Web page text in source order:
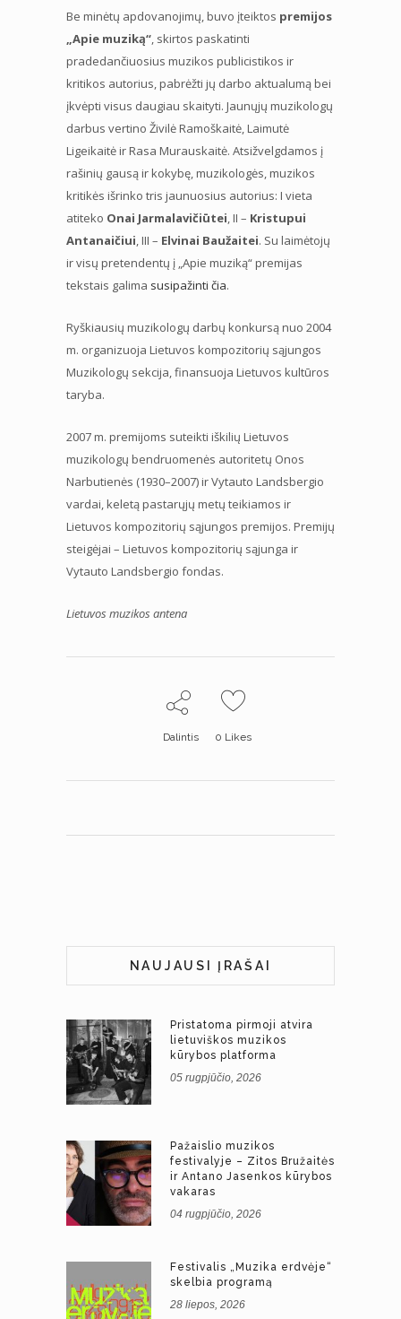
Be minėtų apdovanojimų, buvo įteiktos premijos
„Apie muziką“ , skirtos paskatinti
pradedančiuosius muzikos publicistikos ir
kritikos autorius, pabrėžti jų darbo aktualumą bei
įkvėpti visus daugiau skaityti. Jaunųjų muzikologų
darbus vertino Živilė Ramoškaitė, Laimutė
Ligeikaitė ir Rasa Murauskaitė. Atsižvelgdamos į
rašinių gausą ir kokybę, muzikologės, muzikos
kritikės išrinko tris jaunuosius autorius: I vieta
atiteko Onai Jarmalavičiūtei , II – Kristupui
Antanaičiui , III – Elvinai Baužaitei. Su laimėtojų
ir visų pretendentų į „Apie muziką“ premijas
tekstais galima susipažinti čia.
Ryškiausių muzikologų darbų konkursą nuo 2004
m. organizuoja Lietuvos kompozitorių sąjungos
Muzikologų sekcija, finansuoja Lietuvos kultūros
taryba.
2007 m. premijoms suteikti iškilių Lietuvos
muzikologų bendruomenės autoritetų Onos
Narbutienės (1930–2007) ir Vytauto Landsbergio
vardai, keletą pastarųjų metų teikiamos ir
Lietuvos kompozitorių sąjungos premijos. Premijų
steigėjai – Lietuvos kompozitorių sąjunga ir
Vytauto Landsbergio fondas.
Lietuvos muzikos antena
Dalintis 0 Likes
NAUJAUSI ĮRAŠAI
Pristatoma pirmoji atvira
lietuviškos muzikos
kūrybos platforma
05 rugpjūčio, 2026
Pažaislio muzikos
festivalyje – Zitos Bružaitės
ir Antano Jasenkos kūrybos
vakaras
04 rugpjūčio, 2026
Festivalis „Muzika erdvėje“
skelbia programą
28 liepos, 2026